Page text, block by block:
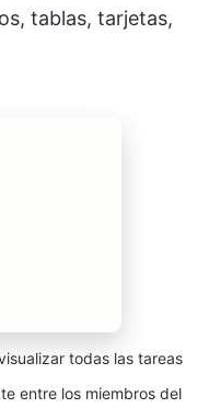
tablas, tarjetas,
todas las tareas
entre los miembros del